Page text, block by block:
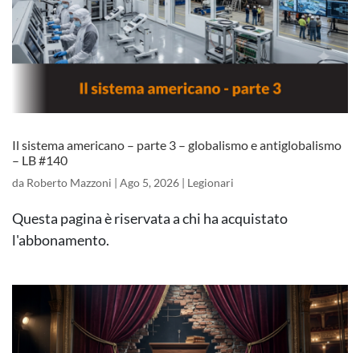
Il sistema americano – parte 3 – globalismo e antiglobalismo
– LB #140
da Roberto Mazzoni | Ago 5, 2026 | Legionari
Questa pagina è riservata a chi ha acquistato
l'abbonamento.